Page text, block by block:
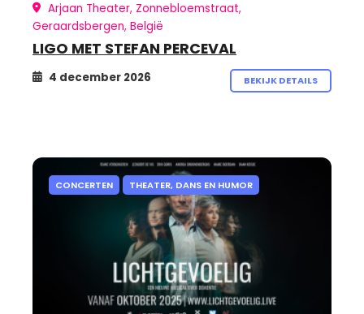
Arjaan Theater, Zonnebloemstraat,
Geraardsbergen, België
LIGO MET STEFAN PERCEVAL
4 december 2026 BEKIJK DETAILS
CONCERTEN THEATER, DANS EN HUMOR